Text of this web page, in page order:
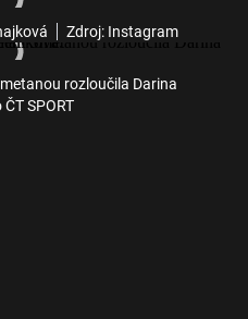
Zdroj: Instagram
rozloučila Darina
SPORT